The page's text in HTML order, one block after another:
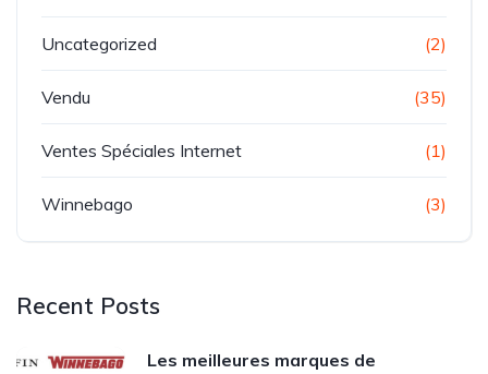
Uncategorized (2)
Vendu (35)
Ventes Spéciales Internet (1)
Winnebago (3)
Recent Posts
Les meilleures marques de